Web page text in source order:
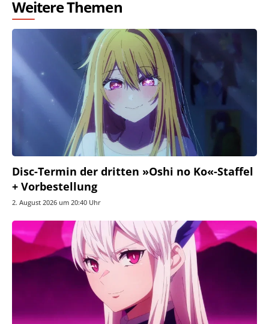
Weitere Themen
Disc-Termin der dritten »Oshi no Ko«-Staffel
+ Vorbestellung
2. August 2026 um 20:40 Uhr